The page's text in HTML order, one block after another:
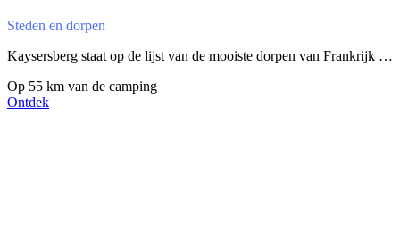
Steden en dorpen
Kaysersberg staat op de lijst van de mooiste dorpen van Frankrijk …
Op 55 km van de camping
Ontdek